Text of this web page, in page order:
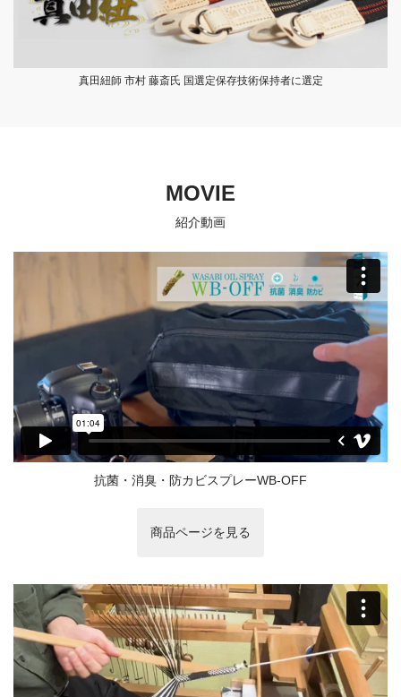
真田紐師 市村 藤斎氏 国選定保存技術保持者に選定
MOVIE
紹介動画
抗菌・消臭・防カビスプレーWB-OFF
商品ページを見る